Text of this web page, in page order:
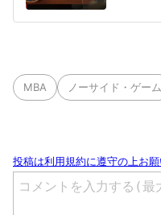
MBA ノーサイド・ゲーム